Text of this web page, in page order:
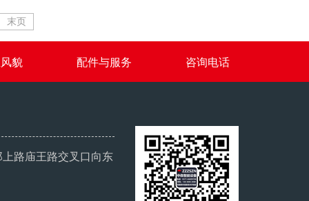
末页
貌 配件与服务 咨询电话
路庙王路交叉口向东